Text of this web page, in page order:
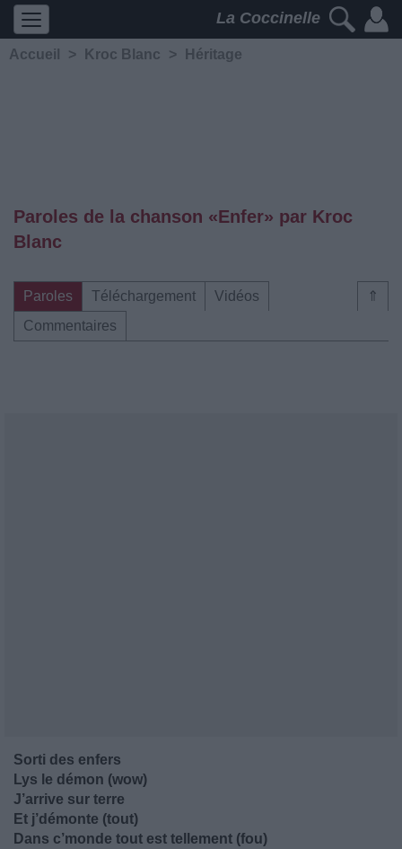
La Coccinelle
Accueil > Kroc Blanc > Héritage
Paroles de la chanson «Enfer» par Kroc
Blanc
⇑
Paroles Téléchargement
Vidéos
Commentaires
Sorti des enfers
Lys le démon (wow)
J’arrive sur terre
Et j’démonte (tout)
Dans c’monde tout est tellement (fou)